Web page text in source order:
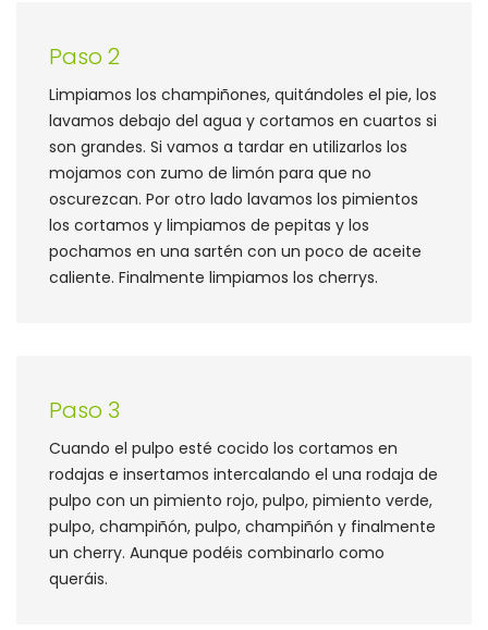
Paso 2
Limpiamos los champiñones, quitándoles el pie, los
lavamos debajo del agua y cortamos en cuartos si
son grandes. Si vamos a tardar en utilizarlos los
mojamos con zumo de limón para que no
oscurezcan. Por otro lado lavamos los pimientos
los cortamos y limpiamos de pepitas y los
pochamos en una sartén con un poco de aceite
caliente. Finalmente limpiamos los cherrys.
Paso 3
Cuando el pulpo esté cocido los cortamos en
rodajas e insertamos intercalando el una rodaja de
pulpo con un pimiento rojo, pulpo, pimiento verde,
pulpo, champiñón, pulpo, champiñón y finalmente
un cherry. Aunque podéis combinarlo como
queráis.